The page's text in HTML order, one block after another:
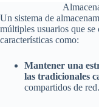
Un sistema de
múltiples usuarios que
características como:
Mantener una
las tradicionales
compartidos de red.